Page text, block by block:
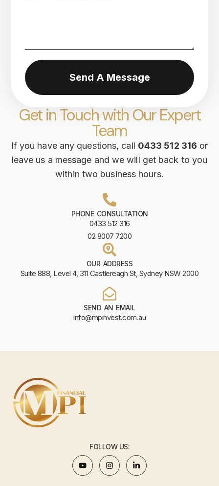
Get in Touch with Our Expert
Team
If you have any questions, call 0433 512 316 or
leave us a message and we will get back to you
within two business hours.
PHONE CONSULTATION
0433 512 316
02 8007 7200
OUR ADDRESS
Suite 888, Level 4, 311 Castlereagh St, Sydney NSW 2000
SEND AN EMAIL
info@mpinvest.com.au
Send A Message
FOLLOW US: